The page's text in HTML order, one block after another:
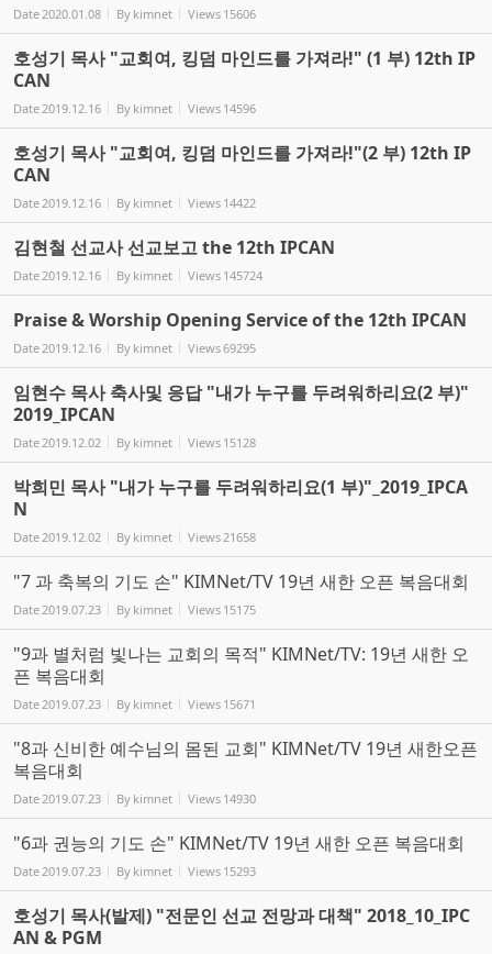
Date2020.01.08 By kimnet Views 15606
호성기 목사 "교회여, 킹덤 마인드를 가져라!" (1 부) 12th IP
CAN
Date2019.12.16 By kimnet Views 14596
호성기 목사 "교회여, 킹덤 마인드를 가져라!"(2 부) 12th IP
CAN
Date2019.12.16 By kimnet Views 14422
김현철 선교사 선교보고 the 12th IPCAN
Date2019.12.16 By kimnet Views 145724
Praise & Worship Opening Service of the 12th IPCAN
Date2019.12.16 By kimnet Views69295
임현수 목사 축사및 응답 "내가 누구를 두려워하리요(2 부)"
2019_IPCAN
Date2019.12.02 By kimnet Views 15128
박희민 목사 "내가 누구를 두려워하리요(1 부)"_2019_IPCA
N
Date2019.12.02 By kimnet Views21658
"7 과 축복의 기도 손" KIMNet/TV 19년 새한 오픈 복음대회
Date2019.07.23 By kimnet Views 15175
"9과 별처럼 빛나는 교회의 목적" KIMNet/TV: 19년 새한 오
픈 복음대회
Date2019.07.23 By kimnet Views 15671
"8과 신비한 예수님의 몸된 교회" KIMNet/TV 19년 새한오픈
복음대회
Date2019.07.23 By kimnet Views 14930
"6과 권능의 기도 손" KIMNet/TV 19년 새한 오픈 복음대회
Date2019.07.23 By kimnet Views 15293
호성기 목사(발제) "전문인 선교 전망과 대책" 2018_10_IPC
AN & PGM